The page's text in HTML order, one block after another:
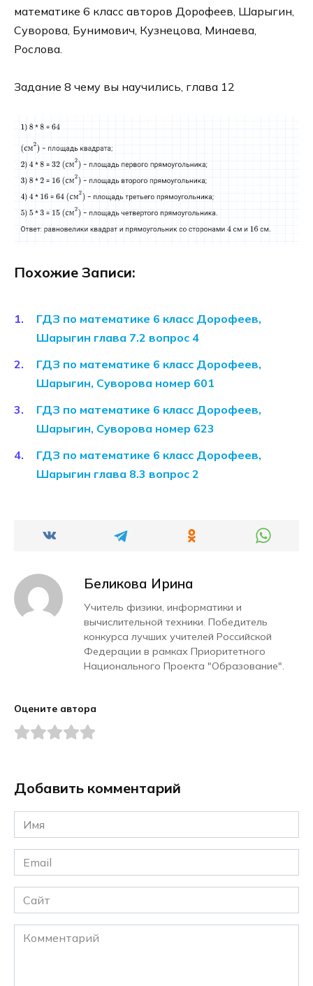
математике 6 класс авторов Дорофеев, Шарыгин,
Суворова, Бунимович, Кузнецова, Минаева,
Рослова.
Задание 8 чему вы научились, глава 12
Похожие Записи:
ГДЗ по математике 6 класс Дорофеев,
Шарыгин глава 7.2 вопрос 4
ГДЗ по математике 6 класс Дорофеев,
Шарыгин, Суворова номер 601
ГДЗ по математике 6 класс Дорофеев,
Шарыгин, Суворова номер 623
ГДЗ по математике 6 класс Дорофеев,
Шарыгин глава 8.3 вопрос 2
Беликова Ирина
Учитель физики, информатики и
вычислительной техники. Победитель
конкурса лучших учителей Российской
Федерации в рамках Приоритетного
Национального Проекта "Образование".
Оцените автора
Добавить комментарий
Имя
*
Email
*
Сайт
Комментарий